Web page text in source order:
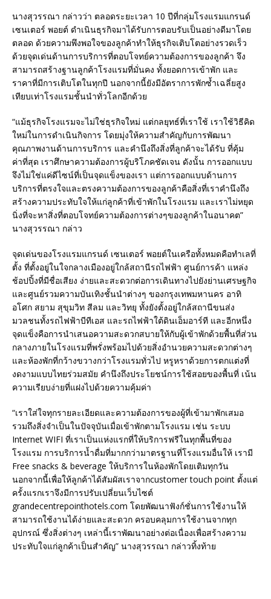
นางสุวรรณา กล่าวว่า ตลอดระยะเวลา 10 ปีที่กลุ่มโรงแรมแกรนด์
เซนเตอร์ พอยต์ ดำเนินธุรกิจมาได้รับการตอบรับเป็นอย่างดีมาโดย
ตลอด ด้วยความพึงพอใจของลูกค้าทำให้ธุรกิจเติบโตอย่างรวดเร็ว
ด้วยจุดเด่นด้านการบริการที่ตอบโจทย์ความต้องการของลูกค้า จึง
สามารถสร้างฐานลูกค้าโรงแรมที่มั่นคง ทั้งยอดการเข้าพัก และ
ราคาที่มีการเติบโตในทุกปี นอกจากนี้ยังมีอัตราการพักซ้ำเฉลี่ยสูง
เทียบเท่าโรงแรมชั้นนำทั่วโลกอีกด้วย
“แม้ธุรกิจโรงแรมจะไม่ใช่ธุรกิจใหม่ แต่กลยุทธ์ที่เราใช้ เราใช้วิธีคิด
ใหม่ในการดำเนินกิจการ โดยมุ่งให้ความสำคัญกับการพัฒนา
คุณภาพงานด้านการบริการ และคำนึงถึงสิ่งที่ลูกค้าจะได้รับ ที่คุ้ม
ค่าที่สุด เราศึกษาความต้องการผู้บริโภคชัดเจน ดังนั้น การออกแบบ
จึงไม่ใช่แค่ดีไซน์ที่เป็นจุดแข็งของเรา แต่การออกแบบด้านการ
บริการที่ตรงใจและตรงความต้องการของลูกค้าคือสิ่งที่เราคำนึงถึง
สร้างความประทับใจให้แก่ลูกค้าที่เข้าพักในโรงแรม และเราไม่หยุด
นิ่งที่จะหาสิ่งที่ตอบโจทย์ความต้องการต่างๆของลูกค้าในอนาคต”
นางสุวรรณา กล่าว
จุดเด่นของโรงแรมแกรนด์ เซนเตอร์ พอยต์ในเครือทั้งหมดคือทำเลที่
ตั้ง ที่ตั้งอยู่ในใจกลางเมืองอยู่ใกล้สถานีรถไฟฟ้า ศูนย์การค้า แหล่ง
ช้อปปิ้งที่มีชื่อเสียง ง่ายและสะดวกต่อการเดินทางไปยังย่านเศรษฐกิจ
และศูนย์รวมความบันเทิงชั้นนำต่างๆ ของกรุงเทพมหานคร อาทิ
อโศก สยาม สุขุมวิท สีลม และวิทยุ ทั้งยังตั้งอยู่ใกล้สถานีขนส่ง
มวลชนทั้งรถไฟฟ้าบีทีเอส และรถไฟฟ้าใต้ดินเอ็มอาร์ที และอีกหนึ่ง
จุดแข็งคือการนำเสนอความสะดวกสบายให้กับผู้เข้าพักด้วยพื้นที่ส่วน
กลางภายในโรงแรมที่พรั่งพร้อมไปด้วยสิ่งอำนวยความสะดวกต่างๆ
และห้องพักที่กว้างขวางกว่าโรงแรมทั่วไป หรูหราด้วยการตกแต่งที่
งดงามแบบไทยร่วมสมัย คำนึงถึงประโยชน์การใช้สอยของพื้นที่ เน้น
ความเรียบง่ายที่แฝงไปด้วยความคุ้มค่า
“เราใส่ใจทุกรายละเอียดและความต้องการของผู้ที่เข้ามาพักเสมอ
รวมถึงสิ่งจำเป็นในปัจจุบันเมื่อเข้าพักตามโรงแรม เช่น ระบบ
Internet WIFI ที่เราเป็นแห่งแรกที่ให้บริการฟรีในทุกพื้นที่ของ
โรงแรม การบริการน้ำดื่มที่มากกว่ามาตรฐานที่โรงแรมอื่นให้ เรามี
Free snacks & beverage ให้บริการในห้องพักโดยเติมทุกวัน
นอกจากนี้เพื่อให้ลูกค้าได้สัมผัสเราจากcustomer touch point ตั้งแต่
ครั้งแรกเราจึงมีการปรับเปลี่ยนเว็บไซต์
grandecentrepointhotels.com โดยพัฒนาฟังก์ชั่นการใช้งานให้
สามารถใช้งานได้ง่ายและสะดวก ครอบคลุมการใช้งานจากทุก
อุปกรณ์ ซึ่งสิ่งต่างๆ เหล่านี้เราพัฒนาอย่างต่อเนื่องเพื่อสร้างความ
ประทับใจแก่ลูกค้าเป็นสำคัญ” นางสุวรรณา กล่าวทิ้งท้าย